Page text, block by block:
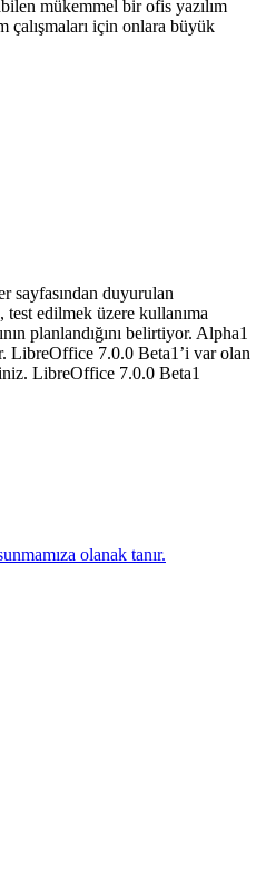
mükemmel bir ofis yazılım
çalışmaları için onlara büyük
sayfasından duyurulan
edilmek üzere kullanıma
planlandığını belirtiyor. Alpha1
LibreOffice 7.0.0 Beta1’i var olan
LibreOffice 7.0.0 Beta1
olanak tanır.